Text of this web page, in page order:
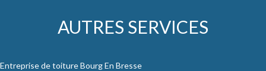
AUTRES SERVICES
Entreprise de toiture Bourg En Bresse